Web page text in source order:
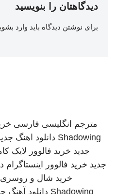
دیدگاهتان را بنویسید
برای نوشتن دیدگاه باید وارد
مترجم انگلیسی فارسی
Shadowing دانلود اهنگ
جدید خرید فالوور لایک
جدید خرید فالوور اینستاگرام
خرید شال و روسری
Shadowing دانلود آهنگ